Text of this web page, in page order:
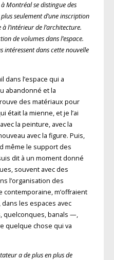
Montréal se distingue des
seulement d’une inscription
l’intérieur de l’architecture.
de volumes dans l’espace.
intéressent dans cette nouvelle
dans l’espace qui a
abandonné et la
des matériaux pour
était la mienne, et je l’ai
la peinture, avec la
avec la figure. Puis,
même le support des
dit à un moment donné
souvent avec des
l’organisation des
contemporaine, m’offraient
les espaces avec
quelconques, banals —,
quelque chose qui va
a de plus en plus de